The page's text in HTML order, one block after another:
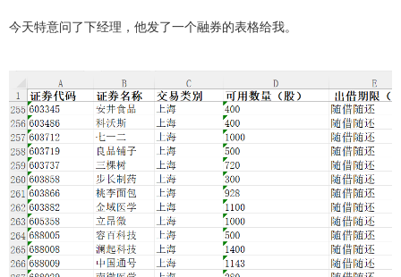
今天特意问了下经理，他发了一个融券的表格给我。